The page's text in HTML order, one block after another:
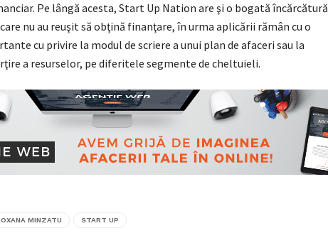
Pe lângă acesta, Start Up Nation are şi o bogată încărcătură
nu au reuşit să obţină finanţare, în urma aplicării rămân cu o
cu privire la modul de scriere a unui plan de afaceri sau la
a resurselor, pe diferitele segmente de cheltuieli.
MINZATU START UP